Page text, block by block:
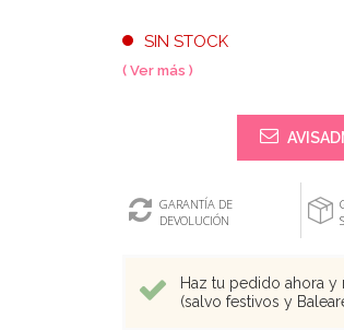
SIN STOCK
( Ver más )
GARANTÍA DE
DEVOLUCIÓN
Haz tu pedido ahora y
(salvo festivos y